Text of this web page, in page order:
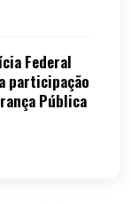
Federal
participação
Pública